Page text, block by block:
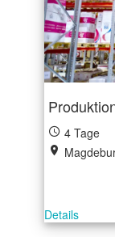
4 Tage
Details